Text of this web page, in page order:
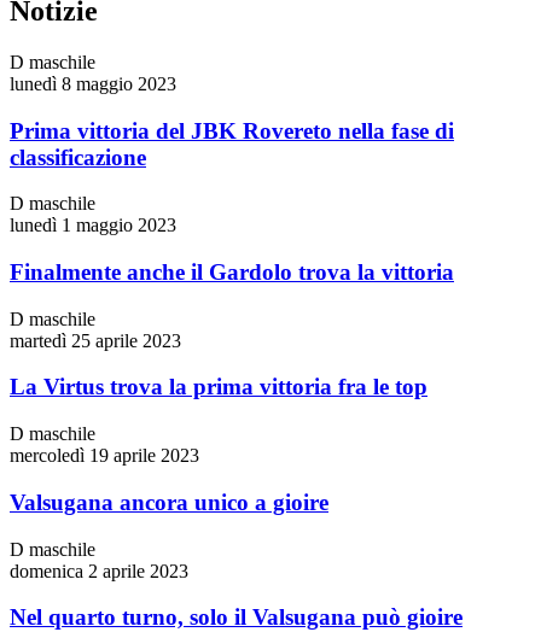
Notizie
D maschile
lunedì 8 maggio 2023
Prima vittoria del JBK Rovereto nella fase di
classificazione
D maschile
lunedì 1 maggio 2023
Finalmente anche il Gardolo trova la vittoria
D maschile
martedì 25 aprile 2023
La Virtus trova la prima vittoria fra le top
D maschile
mercoledì 19 aprile 2023
Valsugana ancora unico a gioire
D maschile
domenica 2 aprile 2023
Nel quarto turno, solo il Valsugana può gioire